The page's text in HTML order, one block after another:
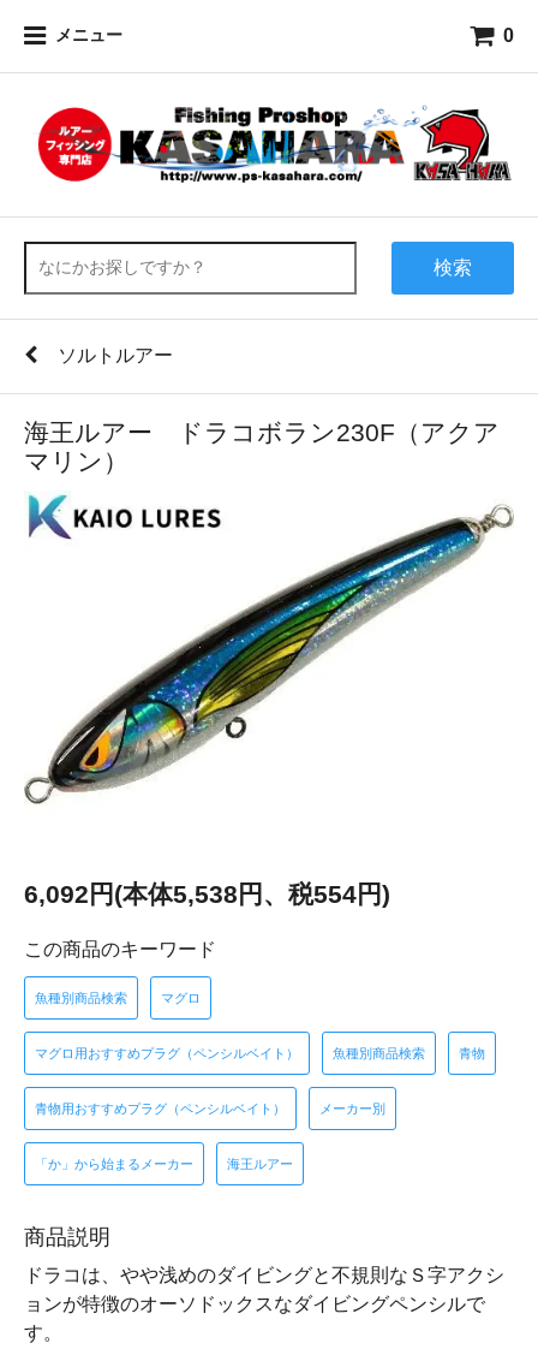
メニュー 0
検索
ソルトルアー
海王ルアー ドラコボラン230F（アクア
マリン）
6,092円(本体5,538円、税554円)
この商品のキーワード
魚種別商品検索 マグロ
マグロ用おすすめプラグ（ペンシルベイト） 魚種別商品検索 青物
青物用おすすめプラグ（ペンシルベイト） メーカー別
「か」から始まるメーカー 海王ルアー
商品説明
ドラコは、やや浅めのダイビングと不規則なＳ字アクシ
ョンが特徴のオーソドックスなダイビングペンシルで
す。